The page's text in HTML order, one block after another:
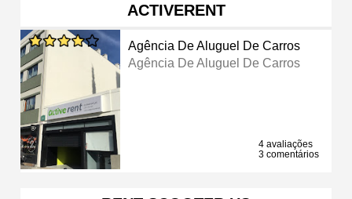
ACTIVERENT
Agência De Aluguel De Carros
Agência De Aluguel De Carros
4 avaliações
3 comentários